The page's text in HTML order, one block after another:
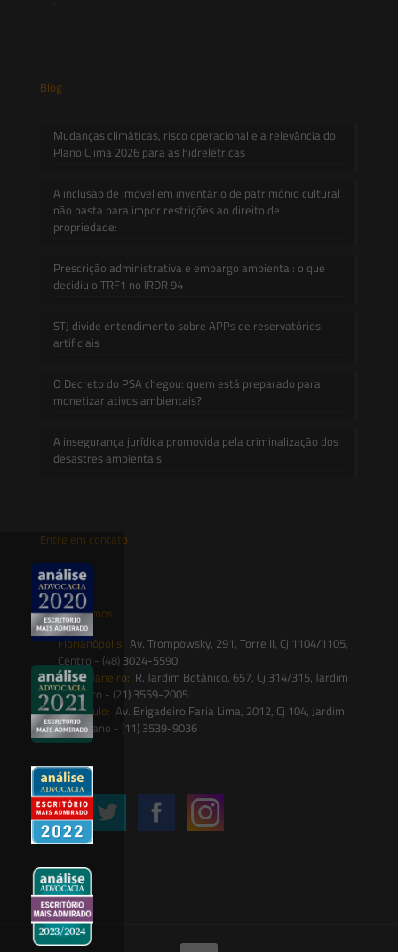
Blog
Mudanças climáticas, risco operacional e a relevância do
Plano Clima 2026 para as hidrelétricas
A inclusão de imóvel em inventário de patrimônio cultural
não basta para impor restrições ao direito de
propriedade:
Prescrição administrativa e embargo ambiental: o que
decidiu o TRF1 no IRDR 94
STJ divide entendimento sobre APPs de reservatórios
artificiais
O Decreto do PSA chegou: quem está preparado para
monetizar ativos ambientais?
A insegurança jurídica promovida pela criminalização dos
desastres ambientais
Entre em contato
contato@saesadvogados.com.br
Onde estamos
Florianópolis: Av. Trompowsky, 291, Torre II, Cj 1104/1105,
Centro - (48) 3024-5590
Rio de Janeiro: R. Jardim Botânico, 657, Cj 314/315, Jardim
Botânico - (21) 3559-2005
São Paulo: Av. Brigadeiro Faria Lima, 2012, Cj 104, Jardim
Paulistano - (11) 3539-9036
Siga-nos